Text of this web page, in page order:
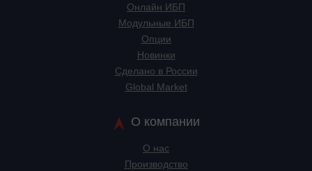
Онлайн ИБП
Модульные ИБП
Опции
Новинки
Сделано в России
Global Market
О компании
О нас
Производство